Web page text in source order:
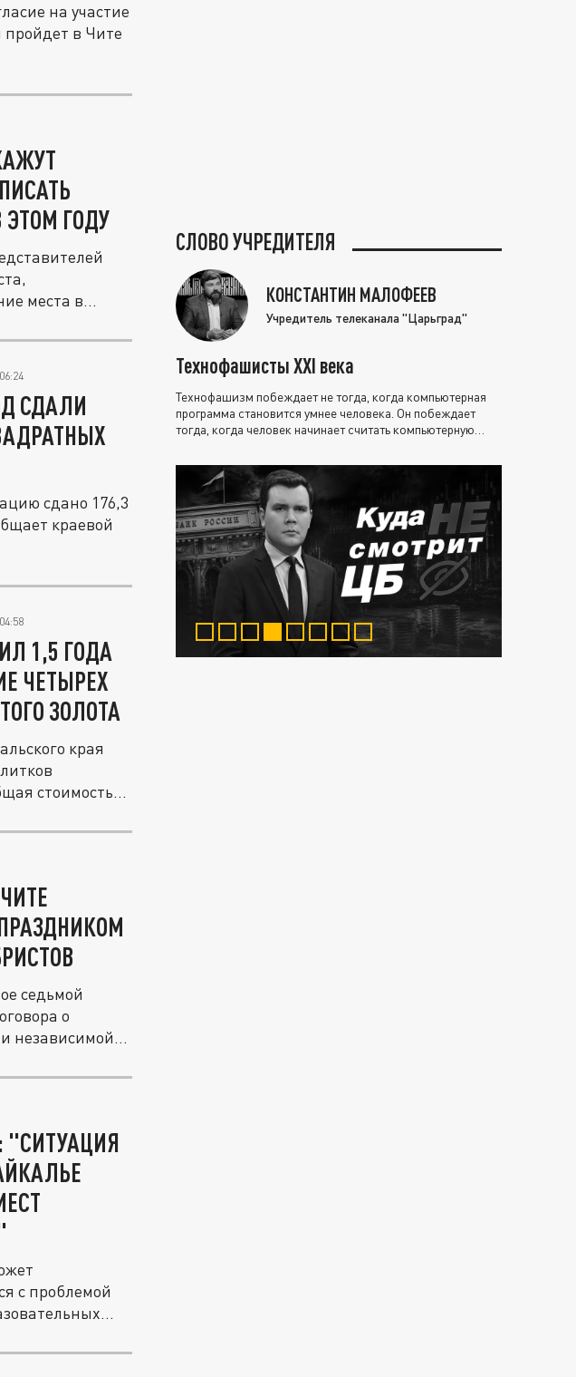
на участие
пройдет в Чите
ЭТОМ ГОДУ
места в
СДАЛИ
сдано 176,3
краевой
1,5 ГОДА
ЧЕТЫРЕХ
ЗОЛОТА
края
стоимость...
седьмой
о
независимой...
"СИТУАЦИЯ
с проблемой
СЛОВО УЧРЕДИТЕЛЯ
КОНСТАНТИН МАЛОФЕЕВ
Учредитель телеканала "Царьград"
Технофашисты XXI века
Технофашизм побеждает не тогда, когда компьютерная
программа становится умнее человека. Он побеждает
тогда, когда человек начинает считать компьютерную